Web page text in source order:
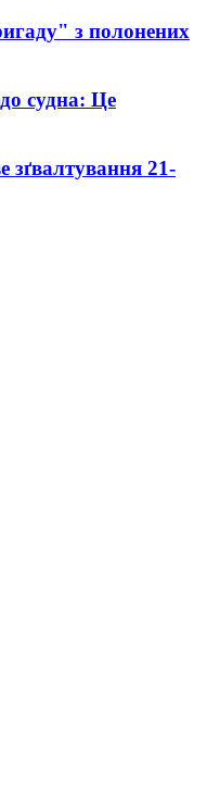
з полонених
судна: Це
зґвалтування 21-